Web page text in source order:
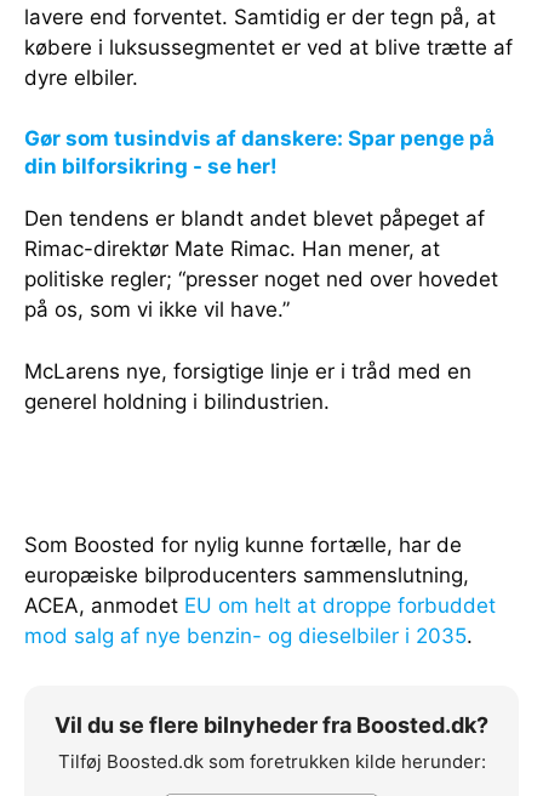
lavere end forventet. Samtidig er der tegn på, at
købere i luksussegmentet er ved at blive trætte af
dyre elbiler.
Gør som tusindvis af danskere: Spar penge på
din bilforsikring - se her!
Den tendens er blandt andet blevet påpeget af
Rimac-direktør Mate Rimac. Han mener, at
politiske regler; “presser noget ned over hovedet
på os, som vi ikke vil have.”
McLarens nye, forsigtige linje er i tråd med en
generel holdning i bilindustrien.
Som Boosted for nylig kunne fortælle, har de
europæiske bilproducenters sammenslutning,
ACEA, anmodet EU om helt at droppe forbuddet
mod salg af nye benzin- og dieselbiler i 2035.
Vil du se flere bilnyheder fra Boosted.dk?
Tilføj Boosted.dk som foretrukken kilde herunder: